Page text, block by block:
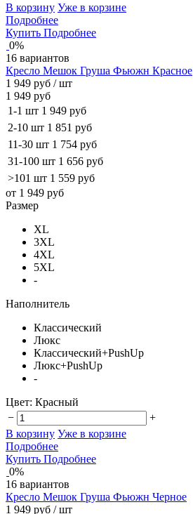
В корзину Уже в корзине
Подробнее
Купить Подробнее
0%
16 вариантов
Кресло Мешок Груша Фьюжн Красное
1 949 руб / шт
1 949 руб
1-1 шт 1 949 руб
2-10 шт 1 851 руб
11-30 шт 1 754 руб
31-100 шт 1 656 руб
>101 шт 1 559 руб
от 1 949 руб
Размер
XL
3XL
4XL
5XL
-
Наполнитель
Классический
Люкс
Классический+PushUp
Люкс+PushUp
-
Цвет: Красный
−
+
В корзину Уже в корзине
Подробнее
Купить Подробнее
0%
16 вариантов
Кресло Мешок Груша Фьюжн Черное
1 949 руб / шт